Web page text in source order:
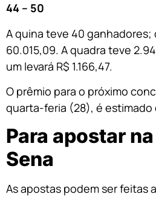
44 – 50
A quina teve 40 ganhadores;
60.015,09. A quadra teve
um levará R$ 1.166,47.
O prêmio para o próximo
quarta-feria (28), é estimado
Para apostar
Sena
As apostas podem ser feitas